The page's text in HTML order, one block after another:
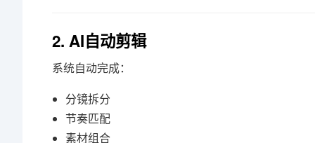
2. AI自动剪辑
系统自动完成：
分镜拆分
节奏匹配
素材组合